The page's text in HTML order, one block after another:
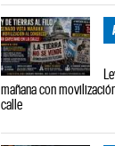
mañana con
calle